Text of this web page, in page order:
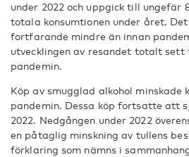
under 2022 och uppgick till ungefär
totala konsumtionen under året.
fortfarande mindre än innan
utvecklingen av resandet totalt sett
pandemin.
Köp av smugglad alkohol
pandemin. Dessa köp fortsatte att
2022. Nedgången under 2022
en påtaglig minskning av tullens
förklaring som nämns i